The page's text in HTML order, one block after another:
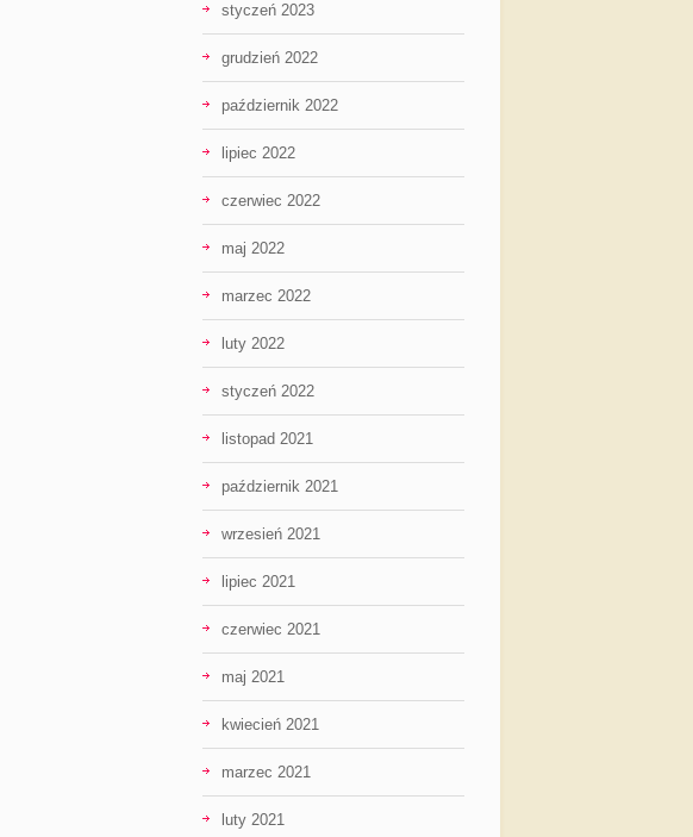
styczeń 2023
grudzień 2022
październik 2022
lipiec 2022
czerwiec 2022
maj 2022
marzec 2022
luty 2022
styczeń 2022
listopad 2021
październik 2021
wrzesień 2021
lipiec 2021
czerwiec 2021
maj 2021
kwiecień 2021
marzec 2021
luty 2021